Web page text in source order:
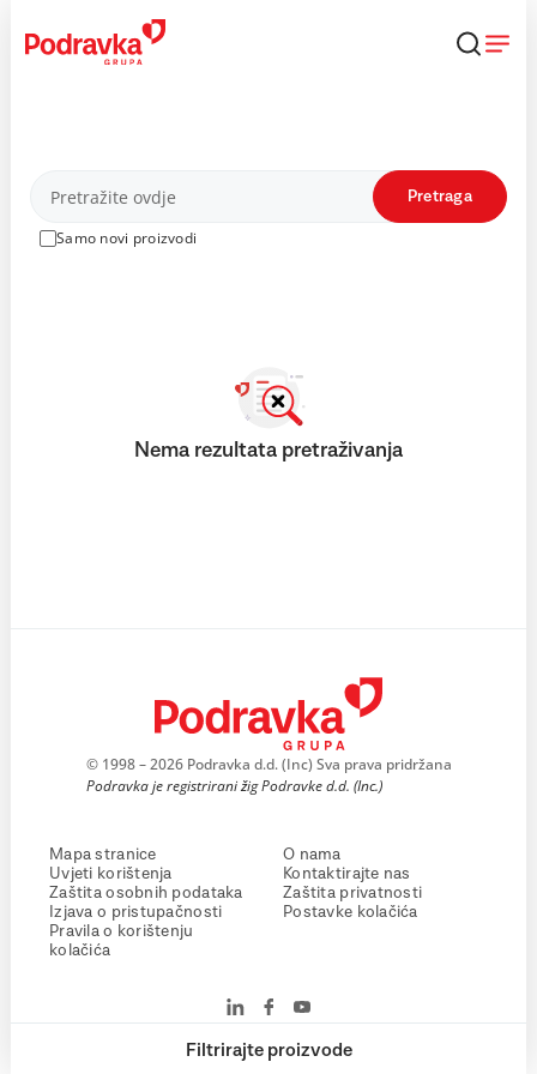
content
Proizvodi
Samo novi proizvodi
Pretraga
Filtrirajte proizvode
Nema rezultata pretraživanja
© 1998 – 2026 Podravka d.d. (Inc) Sva prava pridržana
Podravka je registrirani žig Podravke d.d. (Inc.)
Mapa stranice
Uvjeti korištenja
Zaštita osobnih podataka
Izjava o pristupačnosti
Pravila o korištenju
kolačića
O nama
Kontaktirajte nas
Zaštita privatnosti
Postavke kolačića